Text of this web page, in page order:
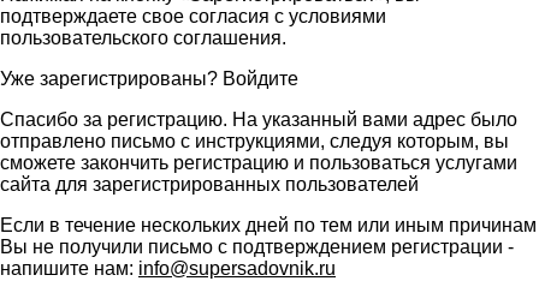
подтверждаете свое согласия с условиями
пользовательского соглашения.
Уже зарегистрированы? Войдите
Спасибо за регистрацию. На указанный вами адрес было
отправлено письмо с инструкциями, следуя которым, вы
сможете закончить регистрацию и пользоваться услугами
сайта для зарегистрированных пользователей
Если в течение нескольких дней по тем или иным причинам
Вы не получили письмо с подтверждением регистрации -
напишите нам: info@supersadovnik.ru